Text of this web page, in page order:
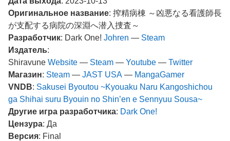
Оригинальное название: 搾精病棟 ～凶悪なる看護師長
が支配する病院の深淵へ潜入捜査～
Разработчик: Dark One! Johren — Steam
Издатель:
Shiravune Website — Steam — Youtube — Twitter
Магазин: Steam — JAST USA — MangaGamer
VNDB: Sakusei Byoutou ~Kyouaku Naru Kangoshichou
ga Shihai suru Byouin no Shin’en e Sennyuu Sousa~
Другие игра разработчика: Dark One!
Цензура: Да
Версия: Final